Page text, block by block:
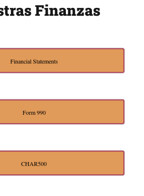
Finanzas
Financial Statements
Form 990
CHAR500